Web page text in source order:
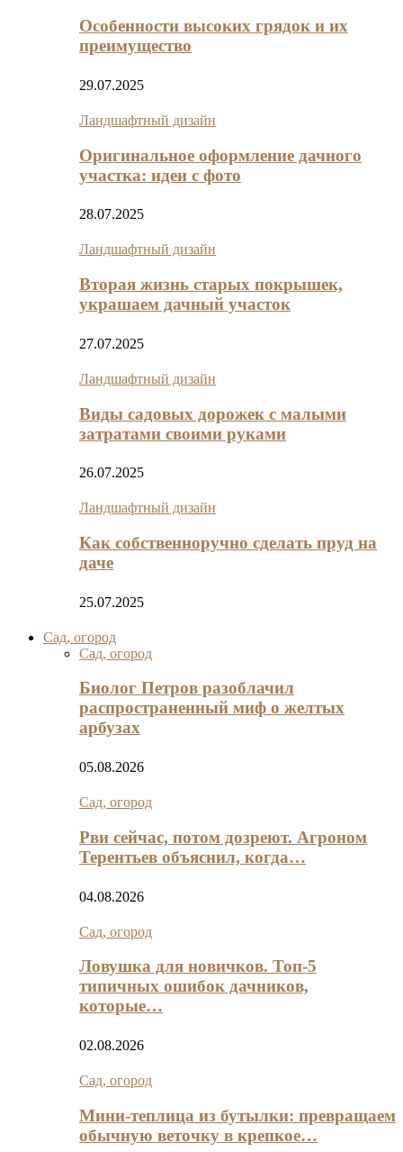
Особенности высоких грядок и их
преимущество
29.07.2025
Ландшафтный дизайн
Оригинальное оформление дачного
участка: идеи с фото
28.07.2025
Ландшафтный дизайн
Вторая жизнь старых покрышек,
украшаем дачный участок
27.07.2025
Ландшафтный дизайн
Виды садовых дорожек с малыми
затратами своими руками
26.07.2025
Ландшафтный дизайн
Как собственноручно сделать пруд на
даче
25.07.2025
Сад, огород
Сад, огород
Биолог Петров разоблачил
распространенный миф о желтых
арбузах
05.08.2026
Сад, огород
Рви сейчас, потом дозреют. Агроном
Терентьев объяснил, когда…
04.08.2026
Сад, огород
Ловушка для новичков. Топ-5
типичных ошибок дачников,
которые…
02.08.2026
Сад, огород
Мини‑теплица из бутылки: превращаем
обычную веточку в крепкое…